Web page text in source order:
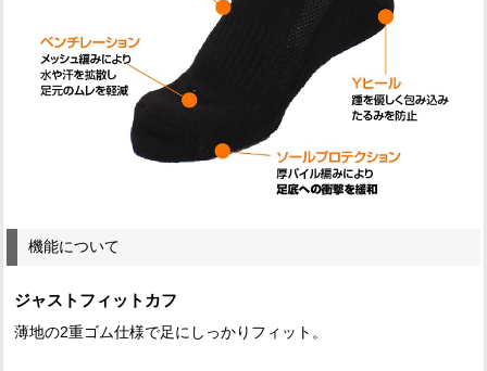
機能について
ジャストフィットカフ
薄地の2重ゴム仕様で足にしっかりフィット。